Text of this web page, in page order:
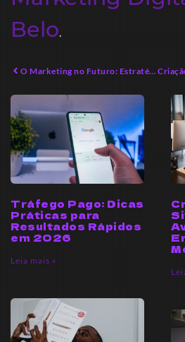
Belo
O Marketing no Futuro: Estratégias para Transformar Seu Negócio
Tráfego Pago: Dicas
Práticas para
Resultados Rápidos
em 2026
Leia mais »